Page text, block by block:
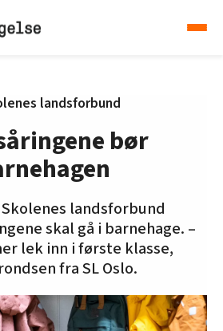
landsforbund
bør
landsforbund
skal gå i barnehage. –
lek inn i første klasse,
fra SL Oslo.